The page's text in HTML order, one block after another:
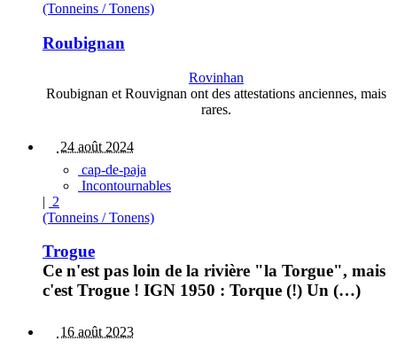
(Tonneins / Tonens)
Roubignan
Rovinhan
Roubignan et Rouvignan ont des attestations anciennes, mais
rares.
24 août 2024
cap-de-paja
Incontournables
| 2
(Tonneins / Tonens)
Trogue
Ce n'est pas loin de la rivière "la Torgue", mais
c'est Trogue ! IGN 1950 : Torque (!) Un (…)
16 août 2023